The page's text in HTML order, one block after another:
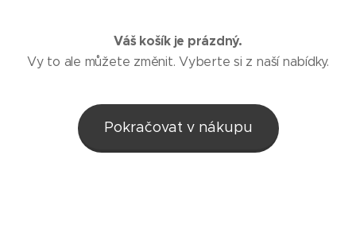
Váš košík je prázdný.
Vy to ale můžete změnit. Vyberte si z naší nabídky.
Pokračovat v nákupu